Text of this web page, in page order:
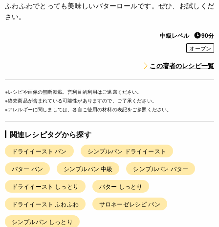
ふわふわでとっても美味しいバターロールです。ぜひ、お試しくだ
さい。
中級レベル 90分
オーブン
この著者のレシピ一覧
※レシピや画像の無断転載、営利目的利用はご遠慮ください。
※終売商品が含まれている可能性がありますので、ご了承ください。
※アレルギーに関しましては、各自ご使用の材料の表記をご参照ください。
関連レシピタグから探す
ドライイースト パン シンプルパン ドライイースト
バター パン シンプルパン 中級 シンプルパン バター
ドライイースト しっとり バター しっとり
ドライイースト ふわふわ サロネーゼレシピ パン
シンプルパン しっとり